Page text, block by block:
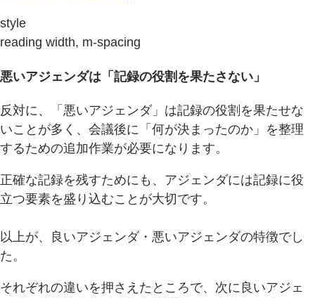
style
reading width, m-spacing
悪いアジェンダは「記録の役割を果たさない」
反対に、「悪いアジェンダ」は記録の役割を果たせな
いことが多く、会議後に「何が決まったのか」を整理
するための追加作業が必要になります。
正確な記録を残すためにも、アジェンダには記録に役
立つ要素を盛り込むことが大切です。
以上が、良いアジェンダ・悪いアジェンダの特徴でし
た。
それぞれの違いを押さえたところで、次に良いアジェ